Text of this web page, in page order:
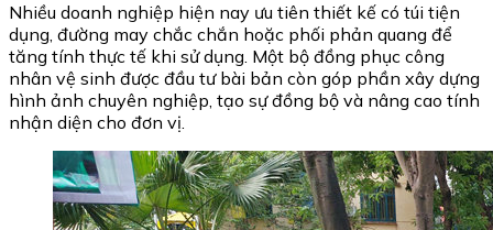
Nhiều doanh nghiệp hiện nay ưu tiên thiết kế có túi tiện
dụng, đường may chắc chắn hoặc phối phản quang để
tăng tính thực tế khi sử dụng. Một bộ đồng phục công
nhân vệ sinh được đầu tư bài bản còn góp phần xây dựng
hình ảnh chuyên nghiệp, tạo sự đồng bộ và nâng cao tính
nhận diện cho đơn vị.